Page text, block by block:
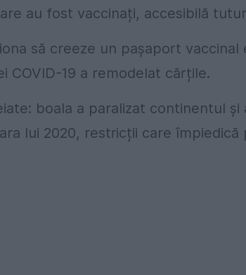
au fost vaccinați, accesibilă
să creeze un pașaport
COVID-19 a remodelat cărțile.
boala a paralizat continentul
lui 2020, restricții care împiedică